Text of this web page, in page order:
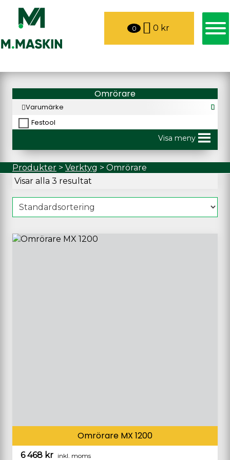
0 0 kr
Omrörare
Varumärke
Festool
Visa meny
Produkter > Verktyg > Omrörare
Visar alla 3 resultat
Omrörare MX 1200
6 468 kr inkl. moms